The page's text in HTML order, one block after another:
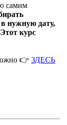
самим
нужную дату,
курс
👉 ЗДЕСЬ